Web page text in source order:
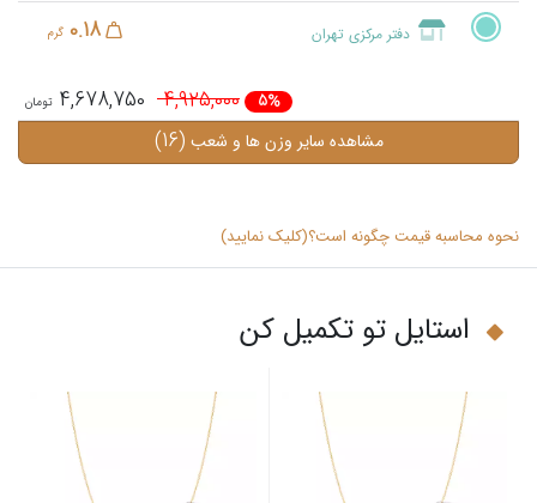
دفتر مرکزی تهران 0.18 گرم
5%
4,925,000
4,678,750
مشاهده سایر وزن ها و شعب (16)
نحوه محاسبه قیمت چگونه است؟(کلیک نمایید)
استایل تو تکمیل کن